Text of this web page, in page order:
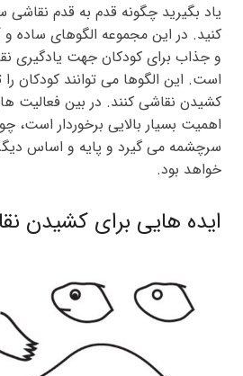
یاد بگیرید چگونه قدم به قدم
کنید. در این مجموعه الگوهای ساده
و جذاب برای کودکان جهت یادگیری
است. این الگوها می توانند کودکان
کشیدن نقاشی کنند. در بین فعالیت
اهمیت بسیار بالایی برخوردار است،
سرچشمه می گیرد و پایه و اساس
خواهد بود.
ایده هایی برای کشیدن